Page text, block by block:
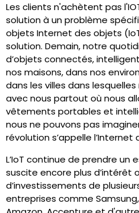
Les clients n'achètent pas
solution à un problème
objets Internet des objets
solution. Demain, notre
d’objets connectés,
nos maisons, dans nos
dans les villes dans
avec nous partout où nous
vêtements portables et
nous ne pouvons pas
révolution s’appelle l’Internet
L’IoT continue de prendre un
suscite encore plus d’intérêt
d’investissements de
entreprises comme